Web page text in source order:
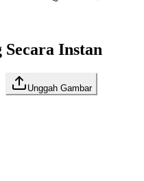
Instan
Unggah Gambar